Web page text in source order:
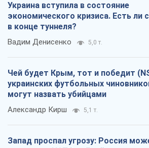
Украина вступила в состояние
экономического кризиса. Есть ли
в конце туннеля?
Вадим Денисенко 5,0 т.
Чей будет Крым, тот и победит
украинских футбольных
могут назвать убийцами
Александр Кирш 5,1 т.
Запад проспал угрозу: Россия